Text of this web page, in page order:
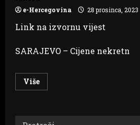
255
nestalih
osoba
sa
Grbavice,
e-Hercegovina 28 prosinca, 2023
Link na izvornu vijest
SARAJEVO – Cijene nekretn
VišeRead
more
na
Pretraži: